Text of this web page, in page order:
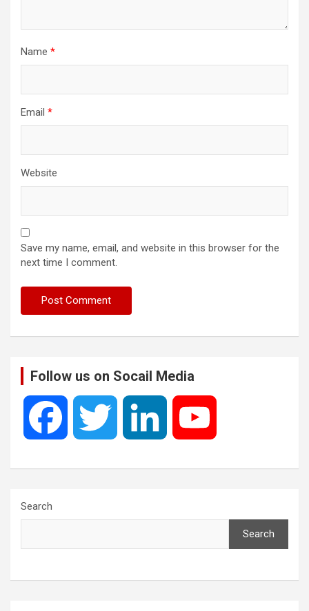
Name *
Email *
Website
Save my name, email, and website in this browser for the
next time I comment.
Follow us on Socail Media
e t k T
Search
Search